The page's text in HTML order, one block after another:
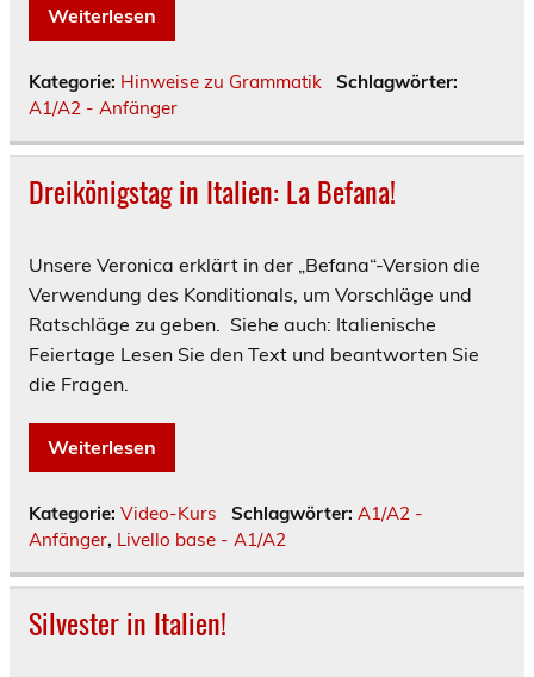
Weiterlesen
Kategorie: Hinweise zu Grammatik
Schlagwörter:
A1/A2 - Anfänger
Dreikönigstag in Italien: La Befana!
Unsere Veronica erklärt in der „Befana“-Version die
Verwendung des Konditionals, um Vorschläge und
Ratschläge zu geben. Siehe auch: Italienische
Feiertage Lesen Sie den Text und beantworten Sie
die Fragen.
Weiterlesen
Kategorie: Video-Kurs Schlagwörter: A1/A2 -
Anfänger, Livello base - A1/A2
Silvester in Italien!